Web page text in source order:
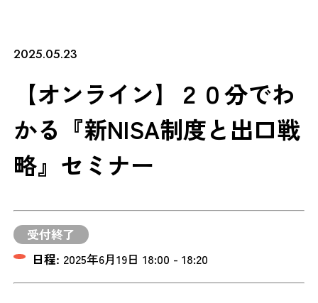
2025.05.23
【オンライン】２０分でわ
かる『新NISA制度と出口戦
略』セミナー
受付終了
日程: 2025年6月19日 18:00 - 18:20